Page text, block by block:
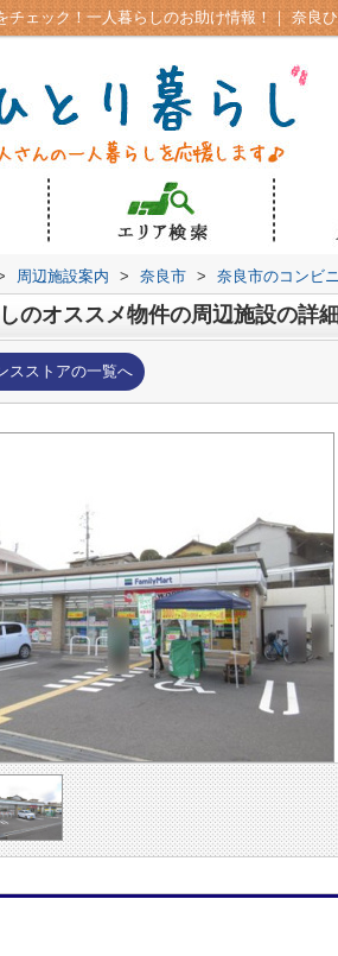
周辺施設案内 > 奈良市 > 奈良市のコンビ
のオススメ物件の周辺施設の詳
スストアの一覧へ